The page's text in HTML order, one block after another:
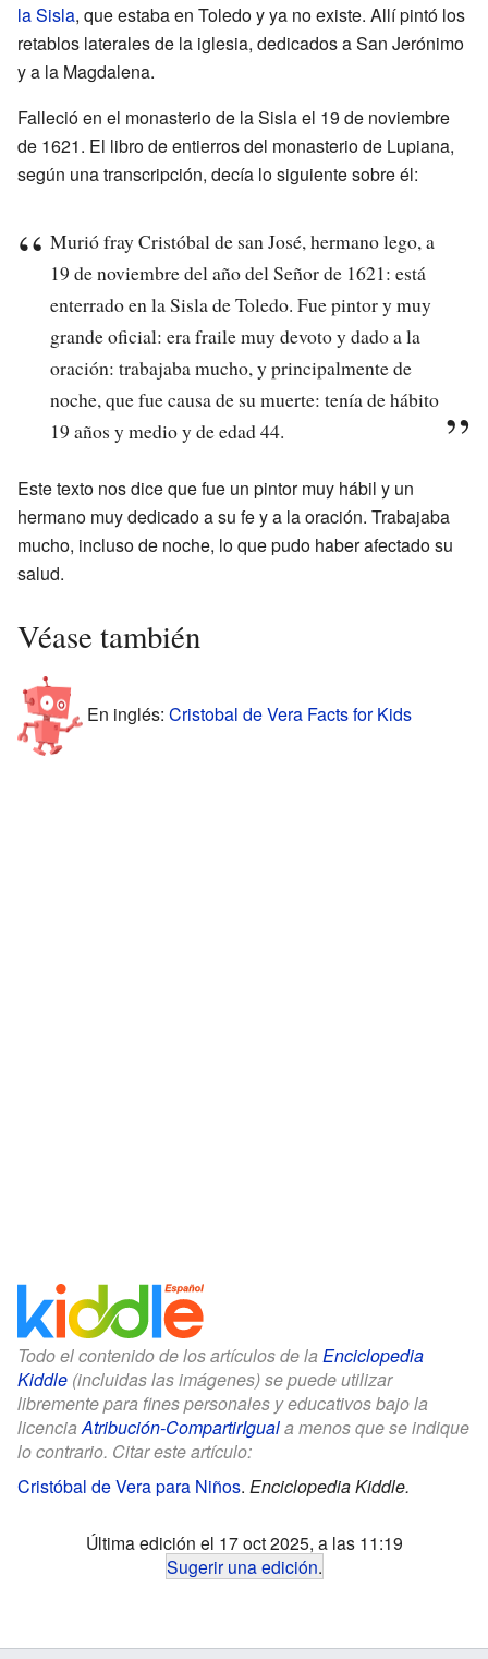
la Sisla, que estaba en Toledo y ya no existe. Allí pintó los
retablos laterales de la iglesia, dedicados a San Jerónimo
y a la Magdalena.
Falleció en el monasterio de la Sisla el 19 de noviembre
de 1621. El libro de entierros del monasterio de Lupiana,
según una transcripción, decía lo siguiente sobre él:
Murió fray Cristóbal de san José, hermano lego, a
19 de noviembre del año del Señor de 1621: está
enterrado en la Sisla de Toledo. Fue pintor y muy
grande oficial: era fraile muy devoto y dado a la
oración: trabajaba mucho, y principalmente de
noche, que fue causa de su muerte: tenía de hábito
19 años y medio y de edad 44.
Este texto nos dice que fue un pintor muy hábil y un
hermano muy dedicado a su fe y a la oración. Trabajaba
mucho, incluso de noche, lo que pudo haber afectado su
salud.
Véase también
En inglés: Cristobal de Vera Facts for Kids
Todo el contenido de los artículos de la Enciclopedia
Kiddle (incluidas las imágenes) se puede utilizar
libremente para fines personales y educativos bajo la
licenciaAtribución-CompartirIguala menos que se indique
lo contrario. Citar este artículo:
Cristóbal de Vera para Niños. Enciclopedia Kiddle.
Última edición el 17 oct 2025, a las 11:19
Sugerir una edición.